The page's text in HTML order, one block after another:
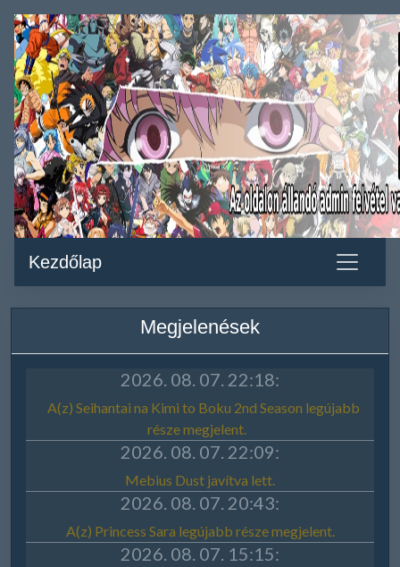
Kezdőlap
Megjelenések